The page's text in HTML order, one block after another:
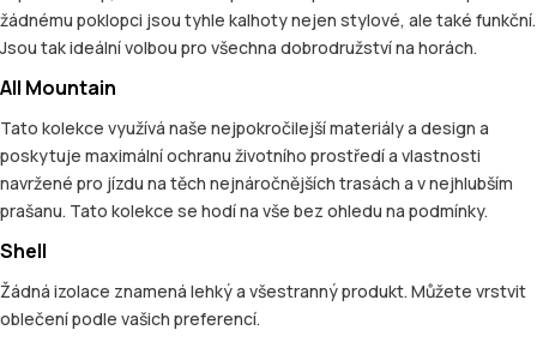
žádnému poklopci jsou tyhle kalhoty nejen stylové, ale také funkční.
Jsou tak ideální volbou pro všechna dobrodružství na horách.
All Mountain
Tato kolekce využívá naše nejpokročilejší materiály a design a
poskytuje maximální ochranu životního prostředí a vlastnosti
navržené pro jízdu na těch nejnáročnějších trasách a v nejhlubším
prašanu. Tato kolekce se hodí na vše bez ohledu na podmínky.
Shell
Žádná izolace znamená lehký a všestranný produkt. Můžete vrstvit
oblečení podle vašich preferencí.